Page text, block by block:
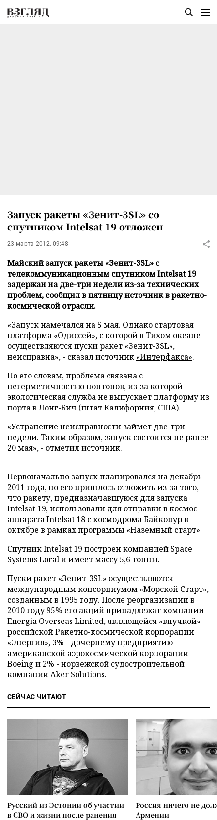
Запуск ракеты «Зенит-3SL» со
спутником Intelsat 19 отложен
23 марта 2012, 09:48
Майский запуск ракеты «Зенит-3SL» с
телекоммуникационным спутником Intelsat 19
задержан на две-три недели из-за технических
проблем, сообщил в пятницу источник в ракетно-
космической отрасли.
«Запуск намечался на 5 мая. Однако стартовая
платформа «Одиссей», с которой в Тихом океане
осуществляются пуски ракет «Зенит-3SL»,
неисправна», - сказал источник «Интерфакса».
По его словам, проблема связана с
негерметичностью понтонов, из-за которой
экологическая служба не выпускает платформу из
порта в Лонг-Бич (штат Калифорния, США).
«Устранение неисправности займет две-три
недели. Таким образом, запуск состоится не ранее
20 мая», - отметил источник.
Первоначально запуск планировался на декабрь
2011 года, но его пришлось отложить из-за того,
что ракету, предназначавшуюся для запуска
Intelsat 19, использовали для отправки в космос
аппарата Intelsat 18 с космодрома Байконур в
октябре в рамках программы «Наземный старт».
Спутник Intelsat 19 построен компанией Space
Systems Loral и имеет массу 5,6 тонны.
Пуски ракет «Зенит-3SL» осуществляются
международным консорциумом «Морской Старт»,
созданным в 1995 году. После реорганизации в
2010 году 95% его акций принадлежат компании
Energia Overseas Limited, являющейся «внучкой»
российской Ракетно-космической корпорации
«Энергия», 3% - дочернему предприятию
американской аэрокосмической корпорации
Boeing и 2% - норвежской судостроительной
компании Aker Solutions.
СЕЙЧАС ЧИТАЮТ
Русский из Эстонии об участии
в СВО и жизни после ранения
Россия ничего не
Армении